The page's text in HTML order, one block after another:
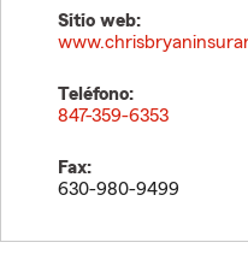
Sitio web:
Teléfono:
847-359-6353
Fax:
630-980-9499